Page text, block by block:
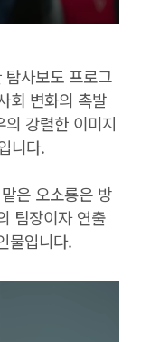
사보도 프로그
회 변화의 촉발
강렬한 이미지
니다.
은 오소룡은 방
팀장이자 연출
물입니다.